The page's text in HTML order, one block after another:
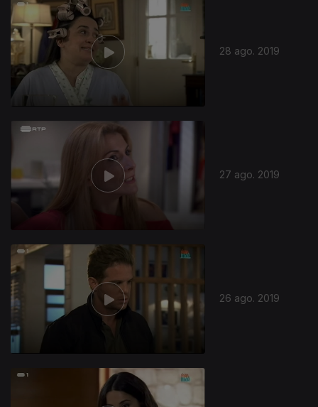
28 ago. 2019
27 ago. 2019
26 ago. 2019
424179